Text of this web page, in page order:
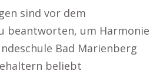
sind vor dem
beantworten, um Harmonie
Bad Marienberg
beliebt